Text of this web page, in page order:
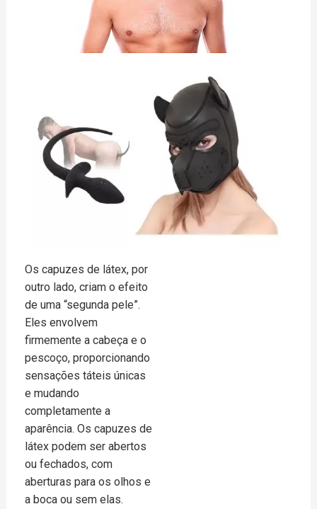
Os capuzes de látex, por
outro lado, criam o efeito
de uma “segunda pele”.
Eles envolvem
firmemente a cabeça e o
pescoço, proporcionando
sensações táteis únicas
e mudando
completamente a
aparência. Os capuzes de
látex podem ser abertos
ou fechados, com
aberturas para os olhos e
a boca ou sem elas.